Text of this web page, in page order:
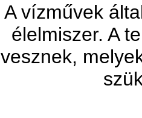
A vízművek
élelmiszer. A
vesznek,